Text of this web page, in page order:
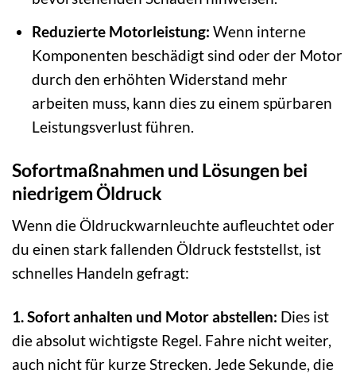
Reduzierte Motorleistung: Wenn interne
Komponenten beschädigt sind oder der Motor
durch den erhöhten Widerstand mehr
arbeiten muss, kann dies zu einem spürbaren
Leistungsverlust führen.
Sofortmaßnahmen und Lösungen bei
niedrigem Öldruck
Wenn die Öldruckwarnleuchte aufleuchtet oder
du einen stark fallenden Öldruck feststellst, ist
schnelles Handeln gefragt:
1. Sofort anhalten und Motor abstellen: Dies ist
die absolut wichtigste Regel. Fahre nicht weiter,
auch nicht für kurze Strecken. Jede Sekunde, die